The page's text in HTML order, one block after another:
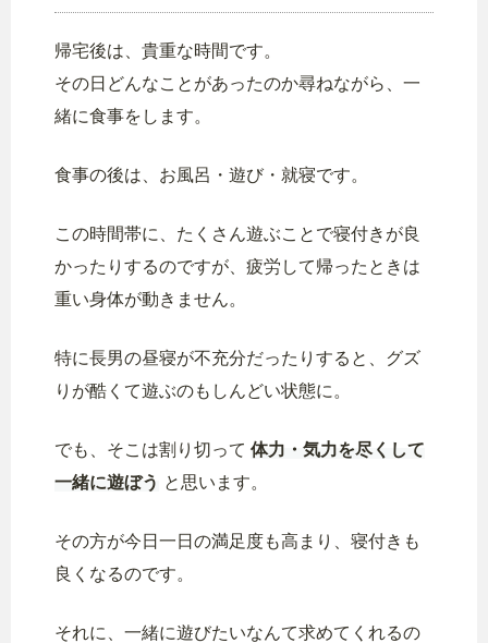
帰宅後は、貴重な時間です。
その日どんなことがあったのか尋ねながら、一
緒に食事をします。
食事の後は、お風呂・遊び・就寝です。
この時間帯に、たくさん遊ぶことで寝付きが良
かったりするのですが、疲労して帰ったときは
重い身体が動きません。
特に長男の昼寝が不充分だったりすると、グズ
りが酷くて遊ぶのもしんどい状態に。
でも、そこは割り切って 体力・気力を尽くして
一緒に遊ぼう と思います。
その方が今日一日の満足度も高まり、寝付きも
良くなるのです。
それに、一緒に遊びたいなんて求めてくれるの